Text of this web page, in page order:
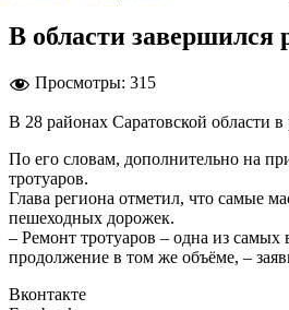
В области завершился
Просмотры: 315
В 28 районах Саратовской области
По его словам, дополнительно на
тротуаров.
Глава региона отметил, что самые
пешеходных дорожек.
– Ремонт тротуаров – одна из
продолжение в том же объёме, –
Вконтакте